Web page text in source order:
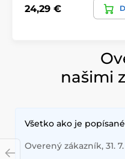
24,29 €
našimi
Všetko ako je
Overený zákazník, 31.